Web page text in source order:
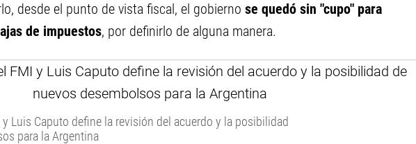
desde el punto de vista fiscal, el gobierno se quedó sin "cupo" para
de impuestos, por definirlo de alguna manera.
y Luis Caputo define la revisión del acuerdo y la posibilidad
para la Argentina